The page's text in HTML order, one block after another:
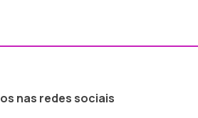
nas redes sociais